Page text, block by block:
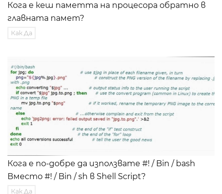
Кога е кеш паметта на процесора обратно в
главната памет?
Как Да
Кога е по-добре да използвате #! / Bin / bash
Вместо #! / Bin / sh в Shell Script?
Как Да